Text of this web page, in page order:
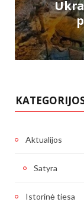
Aktualijos
Satyra
Istorinė tiesa